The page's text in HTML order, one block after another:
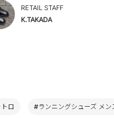
RETAIL STAFF
K.TAKADA
ロ #ランニングシューズ メン